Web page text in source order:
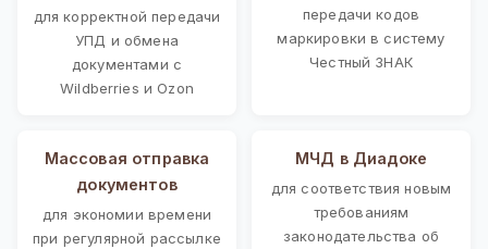
для корректной передачи
УПД и обмена
документами с
Wildberries и Ozon
передачи кодов
маркировки в систему
Честный ЗНАК
Массовая отправка
документов
для экономии времени
при регулярной рассылке
МЧД в Диадоке
для соответствия новым
требованиям
законодательства об